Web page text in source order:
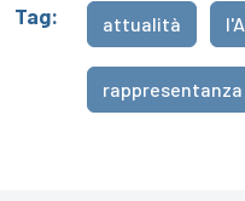
Tag: attualità